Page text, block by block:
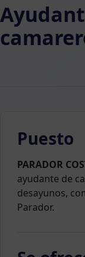
Puesto
PARADOR
ayudante de
desayunos,
Parador.